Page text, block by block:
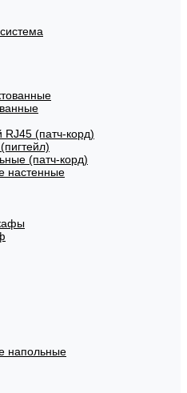
(патч-корд)
(патч-корд)
настенные
напольные